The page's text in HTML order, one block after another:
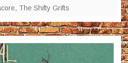
, The Shifty Grifts